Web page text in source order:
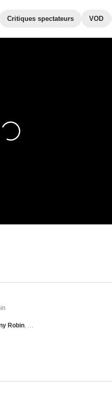
Critiques spectateurs VOD
Robin, John Vernon